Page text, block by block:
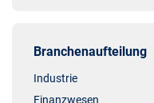
Branchenaufteilung
Industrie
Finanzwesen